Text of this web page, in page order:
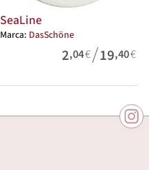
SeaLine
Marca: DasSchöne
2,04€/19,40€